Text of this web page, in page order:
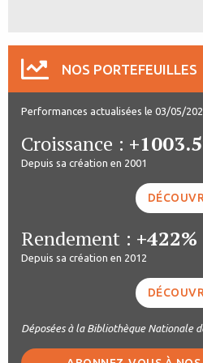
NOS PORTEFEUILLES
Performances actualisées le 03/05/
Croissance :
Depuis sa création en 2001
Rendement : +422%
Depuis sa création en 2012
Déposées à la Bibliothèque Nationale